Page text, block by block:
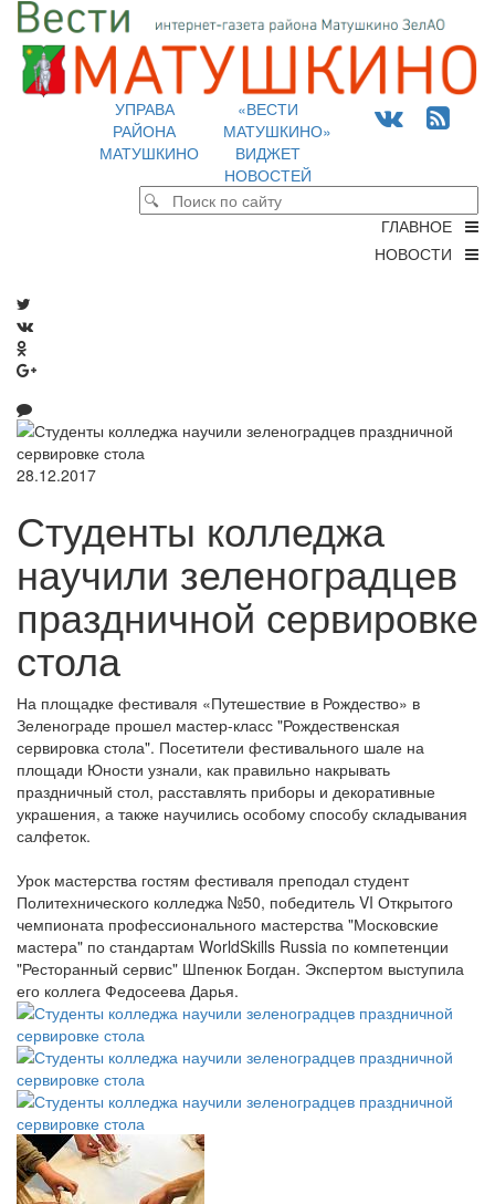
УПРАВА
РАЙОНА
МАТУШКИНО
«ВЕСТИ
МАТУШКИНО»
ВИДЖЕТ
НОВОСТЕЙ
ГЛАВНОЕ
НОВОСТИ
28.12.2017
Студенты колледжа
научили зеленоградцев
праздничной сервировке
стола
На площадке фестиваля «Путешествие в Рождество» в
Зеленограде прошел мастер-класс "Рождественская
сервировка стола". Посетители фестивального шале на
площади Юности узнали, как правильно накрывать
праздничный стол, расставлять приборы и декоративные
украшения, а также научились особому способу складывания
салфеток.
Урок мастерства гостям фестиваля преподал студент
Политехнического колледжа №50, победитель VI Открытого
чемпионата профессионального мастерства "Московские
мастера" по стандартам WorldSkills Russia по компетенции
"Ресторанный сервис" Шпенюк Богдан. Экспертом выступила
его коллега Федосеева Дарья.